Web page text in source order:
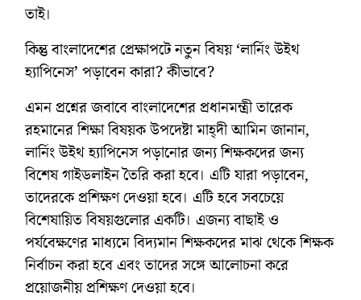
তাই।
কিন্তু বাংলাদেশের প্রেক্ষাপটে নতুন বিষয় ‘লার্নিং উইথ
হ্যাপিনেস’ পড়াবেন কারা? কীভাবে?
এমন প্রশ্নের জবাবে বাংলাদেশের প্রধানমন্ত্রী তারেক
রহমানের শিক্ষা বিষয়ক উপদেষ্টা মাহ্দী আমিন জানান,
লার্নিং উইথ হ্যাপিনেস পড়ানোর জন্য শিক্ষকদের জন্য
বিশেষ গাইডলাইন তৈরি করা হবে। এটি যারা পড়াবেন,
তাদেরকে প্রশিক্ষণ দেওয়া হবে। এটি হবে সবচেয়ে
বিশেষায়িত বিষয়গুলোর একটি। এজন্য বাছাই ও
পর্যবেক্ষণের মাধ্যমে বিদ্যমান শিক্ষকদের মাঝ থেকে শিক্ষক
নির্বাচন করা হবে এবং তাদের সঙ্গে আলোচনা করে
প্রয়োজনীয় প্রশিক্ষণ দেওয়া হবে।